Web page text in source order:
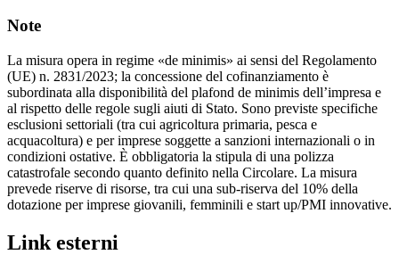
Note
La misura opera in regime «de minimis» ai sensi del Regolamento
(UE) n. 2831/2023; la concessione del cofinanziamento è
subordinata alla disponibilità del plafond de minimis dell’impresa e
al rispetto delle regole sugli aiuti di Stato. Sono previste specifiche
esclusioni settoriali (tra cui agricoltura primaria, pesca e
acquacoltura) e per imprese soggette a sanzioni internazionali o in
condizioni ostative. È obbligatoria la stipula di una polizza
catastrofale secondo quanto definito nella Circolare. La misura
prevede riserve di risorse, tra cui una sub-riserva del 10% della
dotazione per imprese giovanili, femminili e start up/PMI innovative.
Link esterni